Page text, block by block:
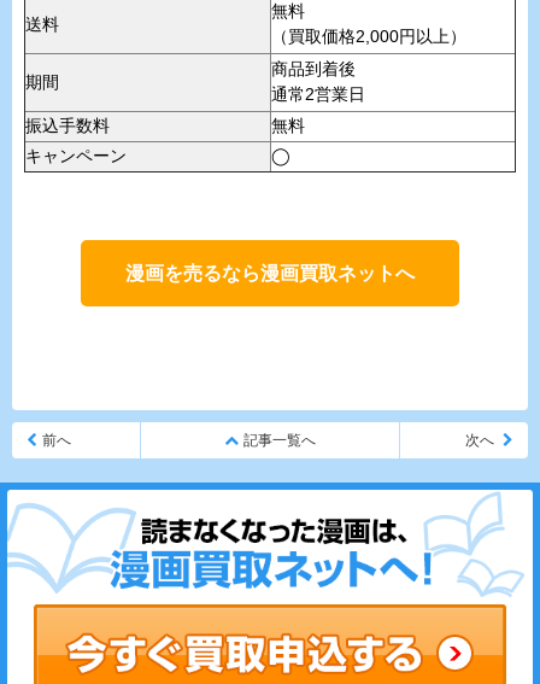
送料
無料
（買取価格2,000円以上）
期間
商品到着後
通常2営業日
振込手数料
無料
キャンペーン
◯
漫画を売るなら漫画買取ネットへ
前へ 記事一覧へ 次へ